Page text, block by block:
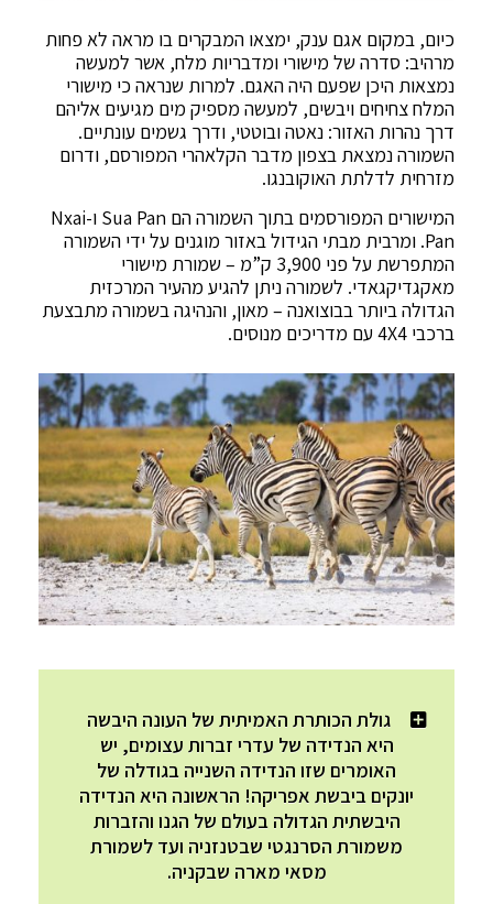
כיום, במקום אגם ענק, ימצאו המבקרים בו מראה לא פחות
מרהיב: סדרה של מישורי ומדבריות מלח, אשר למעשה
נמצאות היכן שפעם היה האגם. למרות שנראה כי מישורי
המלח צחיחים ויבשים, למעשה מספיק מים מגיעים אליהם
דרך נהרות האזור: נאטה ובוטטי, ודרך גשמים עונתיים.
השמורה נמצאת בצפון מדבר הקלאהרי המפורסם, ודרום
מזרחית לדלתת האוקובנגו.
המישורים המפורסמים בתוך השמורה הם Sua Pan ו-Nxai
Pan. ומרבית מבתי הגידול באזור מוגנים על ידי השמורה
המתפרשת על פני 3,900 ק”מ – שמורת מישורי
מאקגדיקגאדי. לשמורה ניתן להגיע מהעיר המרכזית
הגדולה ביותר בבוצואנה – מאון, והנהיגה בשמורה מתבצעת
ברכבי 4X4 עם מדריכים מנוסים.
גולת הכותרת האמיתית של העונה היבשה
היא הנדידה של עדרי זברות עצומים, יש
האומרים שזו הנדידה השנייה בגודלה של
יונקים ביבשת אפריקה! הראשונה היא הנדידה
היבשתית הגדולה בעולם של הגנו והזברות
משמורת הסרנגטי שבטנזניה ועד לשמורת
מסאי מארה שבקניה.